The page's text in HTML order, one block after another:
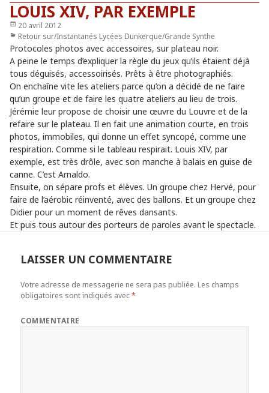
LOUIS XIV, PAR EXEMPLE
Publié
le
20 avril 2012
Catégories
Retour sur/Instantanés Lycées Dunkerque/Grande Synthe
Protocoles photos avec accessoires, sur plateau noir.
A peine le temps d’expliquer la règle du jeux qu’ils étaient déjà
tous déguisés, accessoirisés. Prêts à être photographiés.
On enchaîne vite les ateliers parce qu’on a décidé de ne faire
qu’un groupe et de faire les quatre ateliers au lieu de trois.
Jérémie leur propose de choisir une œuvre du Louvre et de la
refaire sur le plateau. Il en fait une animation courte, en trois
photos, immobiles, qui donne un effet syncopé, comme une
respiration. Comme si le tableau respirait. Louis XIV, par
exemple, est très drôle, avec son manche à balais en guise de
canne. C’est Arnaldo.
Ensuite, on sépare profs et élèves. Un groupe chez Hervé, pour
faire de l’aérobic réinventé, avec des ballons. Et un groupe chez
Didier pour un moment de rêves dansants.
Et puis tous autour des porteurs de paroles avant le spectacle.
LAISSER UN COMMENTAIRE
Votre adresse de messagerie ne sera pas publiée. Les champs
obligatoires sont indiqués avec*
COMMENTAIRE